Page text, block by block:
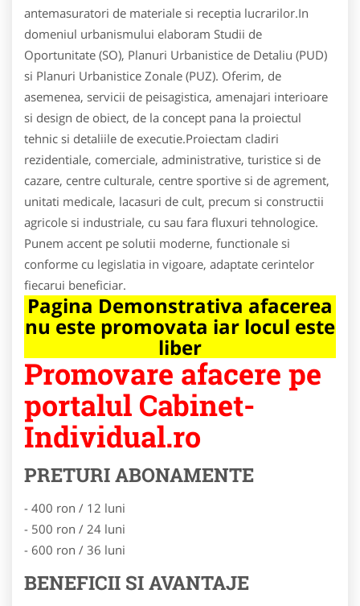
antemasuratori de materiale si receptia lucrarilor.In
domeniul urbanismului elaboram Studii de
Oportunitate (SO), Planuri Urbanistice de Detaliu (PUD)
si Planuri Urbanistice Zonale (PUZ). Oferim, de
asemenea, servicii de peisagistica, amenajari interioare
si design de obiect, de la concept pana la proiectul
tehnic si detaliile de executie.Proiectam cladiri
rezidentiale, comerciale, administrative, turistice si de
cazare, centre culturale, centre sportive si de agrement,
unitati medicale, lacasuri de cult, precum si constructii
agricole si industriale, cu sau fara fluxuri tehnologice.
Punem accent pe solutii moderne, functionale si
conforme cu legislatia in vigoare, adaptate cerintelor
fiecarui beneficiar.
Pagina Demonstrativa afacerea
nu este promovata iar locul este
liber
Promovare afacere pe
portalul Cabinet-
Individual.ro
PRETURI ABONAMENTE
- 400 ron / 12 luni
- 500 ron / 24 luni
- 600 ron / 36 luni
BENEFICII SI AVANTAJE